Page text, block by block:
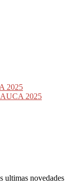
2025
AUCA 2025
ultimas novedades